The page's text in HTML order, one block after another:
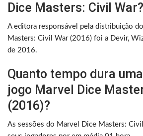
Dice Masters: Civil War?
A editora responsável pela distribuição
Masters: Civil War (2016) foi a Devir,
de 2016.
Quanto tempo dura
jogo Marvel Dice
(2016)?
As sessões do Marvel Dice Masters: